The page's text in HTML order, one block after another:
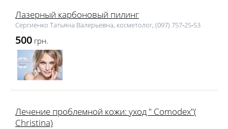
Лазерный карбоновый пилинг
Сергиенко Татьяна Валерьевна, косметолог, (097) 757‑25‑53
500 грн.
Лечение проблемной кожи: уход " Comodex"(
Christina)